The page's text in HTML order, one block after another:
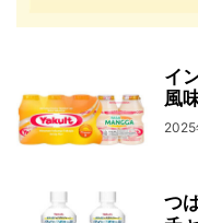
イ
風
2025
つ